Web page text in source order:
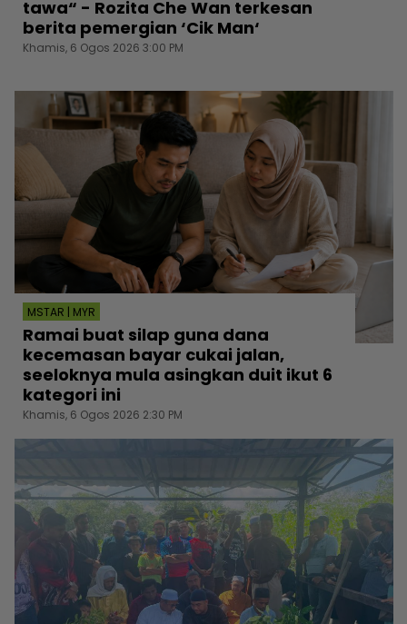
tawa“ - Rozita Che Wan terkesan
berita pemergian ‘Cik Man‘
Khamis, 6 Ogos 2026 3:00 PM
MSTAR | MYR
Ramai buat silap guna dana
kecemasan bayar cukai jalan,
seeloknya mula asingkan duit ikut 6
kategori ini
Khamis, 6 Ogos 2026 2:30 PM